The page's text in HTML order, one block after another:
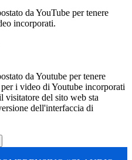
da YouTube per tenere
incorporati.
da Youtube per tenere
i video di Youtube incorporati
visitatore del sito web sta
dell'interfaccia di